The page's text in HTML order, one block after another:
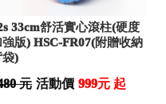
33cm舒活實心滾柱(硬度
強版) HSC-FR07(附贈收納
袋)
元 活動價 999元 起